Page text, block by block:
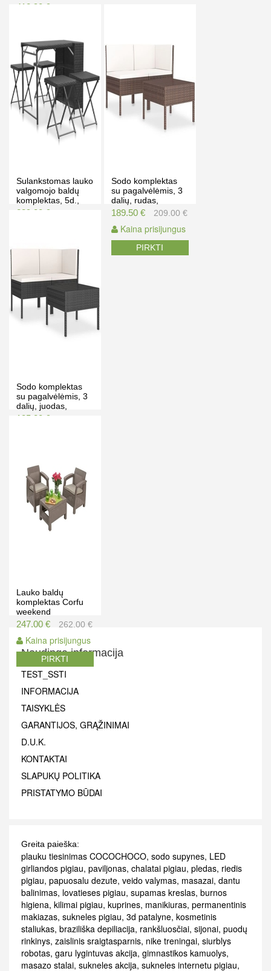
412.90 €
PIRKTI
Sulankstomas lauko
valgomojo baldų
komplektas, 5d.,
rudas, poliratanas
229.00 €
PIRKTI
Sodo komplektas
su pagalvėlėmis, 3
dalių, rudas,
poliratanas
189.50 €
Kaina prisijungus
209.00 €
PIRKTI
Sodo komplektas
su pagalvėlėmis, 3
dalių, juodas,
poliratanas
185.00 €
Lauko baldų
komplektas Corfu
weekend
247.00 €
Kaina prisijungus
262.00 €
PIRKTI
Naudinga informacija
TEST_SSTI
INFORMACIJA
TAISYKLĖS
GARANTIJOS, GRĄŽINIMAI
D.U.K.
KONTAKTAI
SLAPUKŲ POLITIKA
PRISTATYMO BŪDAI
Greita paieška:
plauku tiesinimas COCOCHOCO, sodo supynes, LED
girliandos pigiau, paviljonas, chalatai pigiau, pledas, riedis
pigiau, papuosalu dezute, veido valymas, masazai, dantu
balinimas, lovatieses pigiau, supamas kreslas, burnos
higiena, kilimai pigiau, kuprines, manikiuras, permanentinis
makiazas, sukneles pigiau, 3d patalyne, kosmetinis
staliukas, braziliška depiliacija, rankšluosčiai, sijonai, puodų
rinkinys, zaislinis sraigtasparnis, nike treningai, siurblys
robotas, garu lygintuvas akcija, gimnastikos kamuolys,
masazo stalai, sukneles akcija, sukneles internetu pigiau,